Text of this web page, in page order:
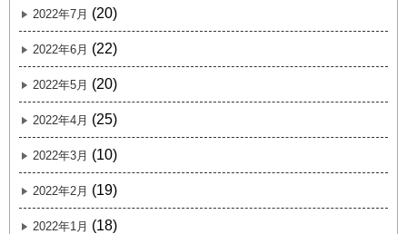
2022年7月 (20)
2022年6月 (22)
2022年5月 (20)
2022年4月 (25)
2022年3月 (10)
2022年2月 (19)
2022年1月 (18)